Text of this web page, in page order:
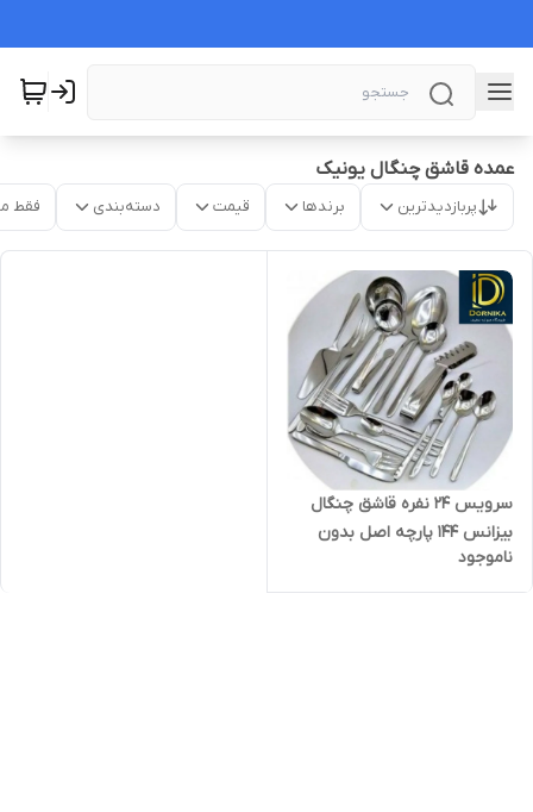
عمده قاشق چنگال یونیک
پربازدیدترین برندها قیمت دسته‌بندی فقط
سرویس ۲۴ نفره قاشق چنگال
بیزانس 144 پارچه اصل بدون
جعبه
ناموجود